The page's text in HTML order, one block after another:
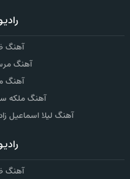
آهنگ
آهنگ
آهنگ
آهنگ ملکه
آهنگ لیلا اسماعیل
آهنگ